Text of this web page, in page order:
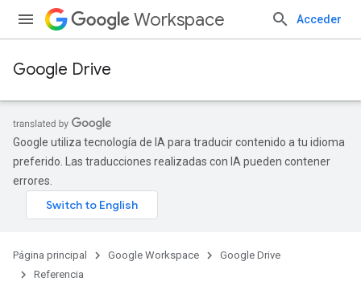
Workspace Acceder
Google Drive
Google utiliza tecnología de IA para traducir contenido a tu idioma
preferido. Las traducciones realizadas con IA pueden contener
errores.
Página principal Google Workspace
Google Drive
Referencia